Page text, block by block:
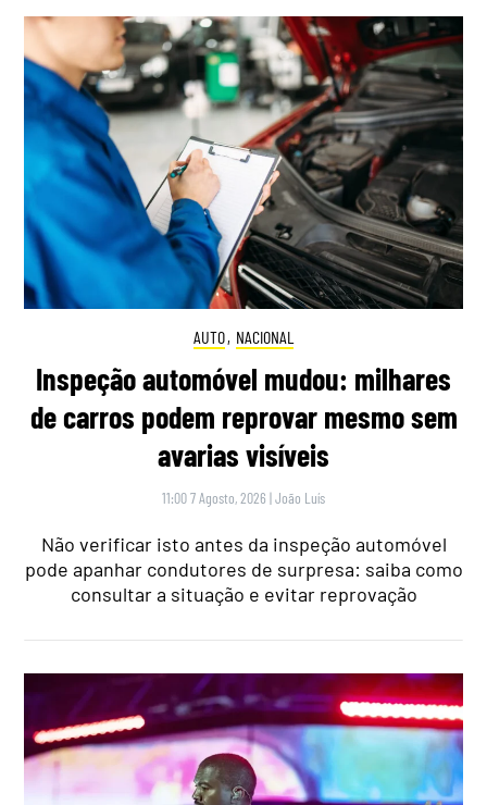
AUTO, NACIONAL
Inspeção automóvel mudou: milhares
de carros podem reprovar mesmo sem
avarias visíveis
11:00 7 Agosto, 2026 |João Luís
Não verificar isto antes da inspeção automóvel
pode apanhar condutores de surpresa: saiba como
consultar a situação e evitar reprovação